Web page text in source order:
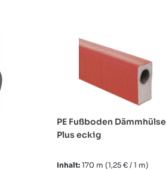
PE Fußboden Dämmhülse
Plus eckig
Inhalt:170 m(1,25 € / 1 m)